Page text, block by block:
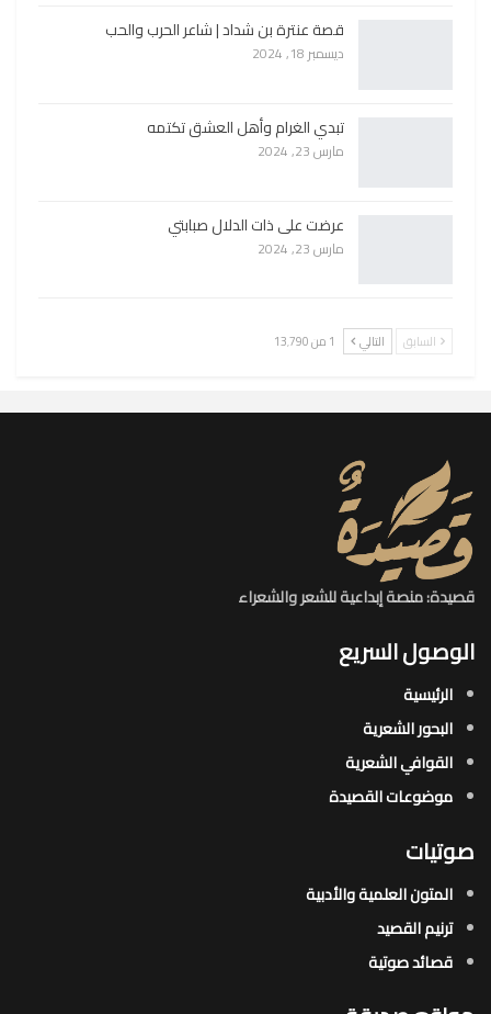
قصة عنترة بن شداد | شاعر الحرب والحب
ديسمبر 18, 2024
تبدي الغرام وأهل العشق تكتمه
مارس 23, 2024
عرضت على ذات الدلال صبابتي
مارس 23, 2024
السابق التالي 1 من 13٬790
قصيدة: منصة إبداعية للشعر والشعراء
الوصول السريع
الرئيسية
البحور الشعرية​
القوافي الشعرية​
موضوعات القصيدة​
صوتيات
المتون العلمية والأدبية
ترنيم القصيد
قصائد صوتية